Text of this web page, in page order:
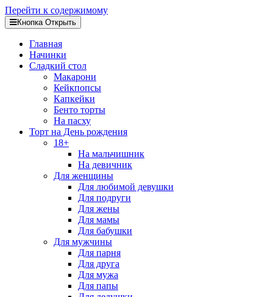
Перейти к содержимому
Кнопка Открыть
Главная
Начинки
Сладкий стол
Макарони
Кейкпопсы
Капкейки
Бенто торты
На пасху
Торт на День рождения
18+
На мальчишник
На девичник
Для женщины
Для любимой девушки
Для подруги
Для жены
Для мамы
Для бабушки
Для мужчины
Для парня
Для друга
Для мужа
Для папы